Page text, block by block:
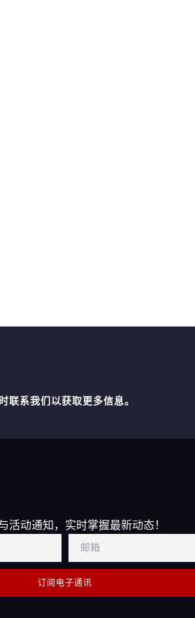
联系我们以获取更多信息。
活动通知，实时掌握最新动态！
订阅电子通讯